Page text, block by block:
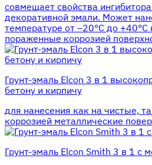
совмещает свойства
декоративной эмали. Может
температуре от –20°С до +40°С
пораженные коррозией
Грунт-эмаль Elcon 3 в 1
бетону и кирпичу
для нанесения как на чистые,
коррозией металлические
Грунт-эмаль Elcon Smith 3 в 1 с